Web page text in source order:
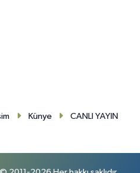
Künye CANLI YAYIN